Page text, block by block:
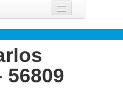
56809